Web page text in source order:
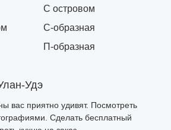
Удэ
вас приятно удивят. Посмотреть
Сделать бесплатный
С островом
С-образная
П-образная